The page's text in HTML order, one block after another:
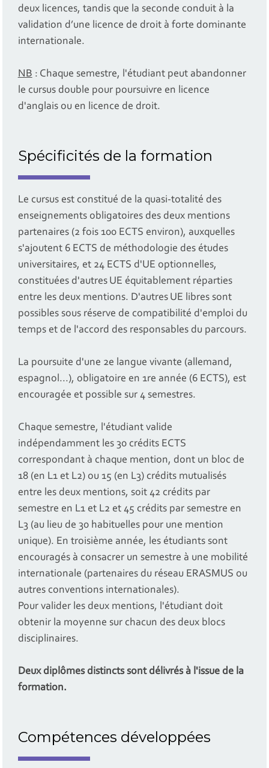
deux licences, tandis que la seconde conduit à la
validation d’une licence de droit à forte dominante
internationale.
NB : Chaque semestre, l'étudiant peut abandonner
le cursus double pour poursuivre en licence
d'anglais ou en licence de droit.
Spécificités de la formation
Le cursus est constitué de la quasi-totalité des
enseignements obligatoires des deux mentions
partenaires (2 fois 100 ECTS environ), auxquelles
s'ajoutent 6 ECTS de méthodologie des études
universitaires, et 24 ECTS d'UE optionnelles,
constituées d'autres UE équitablement réparties
entre les deux mentions. D'autres UE libres sont
possibles sous réserve de compatibilité d'emploi du
temps et de l'accord des responsables du parcours.
La poursuite d'une 2e langue vivante (allemand,
espagnol...), obligatoire en 1re année (6 ECTS), est
encouragée et possible sur 4 semestres.
Chaque semestre, l'étudiant valide
indépendamment les 30 crédits ECTS
correspondant à chaque mention, dont un bloc de
18 (en L1 et L2) ou 15 (en L3) crédits mutualisés
entre les deux mentions, soit 42 crédits par
semestre en L1 et L2 et 45 crédits par semestre en
L3 (au lieu de 30 habituelles pour une mention
unique). En troisième année, les étudiants sont
encouragés à consacrer un semestre à une mobilité
internationale (partenaires du réseau ERASMUS ou
autres conventions internationales).
Pour valider les deux mentions, l'étudiant doit
obtenir la moyenne sur chacun des deux blocs
disciplinaires.
Deux diplômes distincts sont délivrés à l'issue de la
formation.
Compétences développées